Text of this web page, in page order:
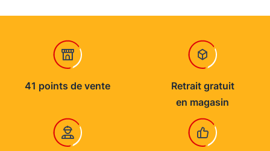
41 points de vente
Retrait gratuit
en magasin